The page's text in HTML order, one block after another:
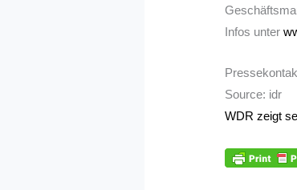
Infos unter
Source: idr
WDR zeigt